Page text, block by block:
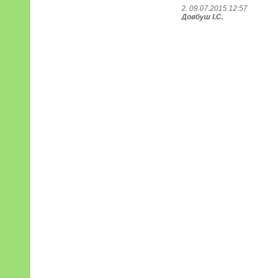
2. 09.07.2015 12:57
Довбуш І.С.